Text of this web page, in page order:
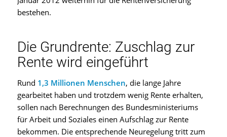
bestehen.
Die Grundrente: Zuschlag zur
Rente wird eingeführt
Rund 1,3 Millionen Menschen, die lange Jahre
gearbeitet haben und trotzdem wenig Rente erhalten,
sollen nach Berechnungen des Bundesministeriums
für Arbeit und Soziales einen Aufschlag zur Rente
bekommen. Die entsprechende Neuregelung tritt zum